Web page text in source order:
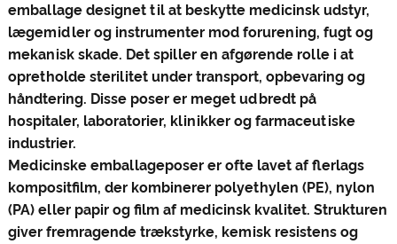
emballage designet til at beskytte medicinsk udstyr,
lægemidler og instrumenter mod forurening, fugt og
mekanisk skade. Det spiller en afgørende rolle i at
opretholde sterilitet under transport, opbevaring og
håndtering. Disse poser er meget udbredt på
hospitaler, laboratorier, klinikker og farmaceutiske
industrier.
Medicinske emballageposer er ofte lavet af flerlags
kompositfilm, der kombinerer polyethylen (PE), nylon
(PA) eller papir og film af medicinsk kvalitet. Strukturen
giver fremragende trækstyrke, kemisk resistens og